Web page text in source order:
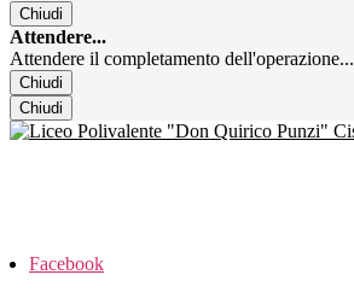
Chiudi
Attendere...
Attendere il completamento dell'operazione...
Chiudi
Chiudi
Facebook